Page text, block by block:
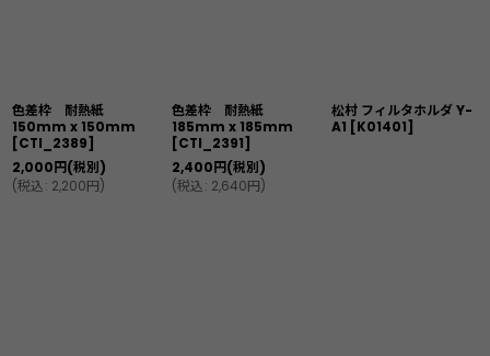
色差枠 耐熱紙
150mm x 150mm
[CTI_2389]
2,000円(税別)
(税込: 2,200円)
色差枠 耐熱紙
185mm x 185mm
[CTI_2391]
2,400円(税別)
(税込: 2,640円)
松村 フィルタホルダ Y-
A1 [K01401]